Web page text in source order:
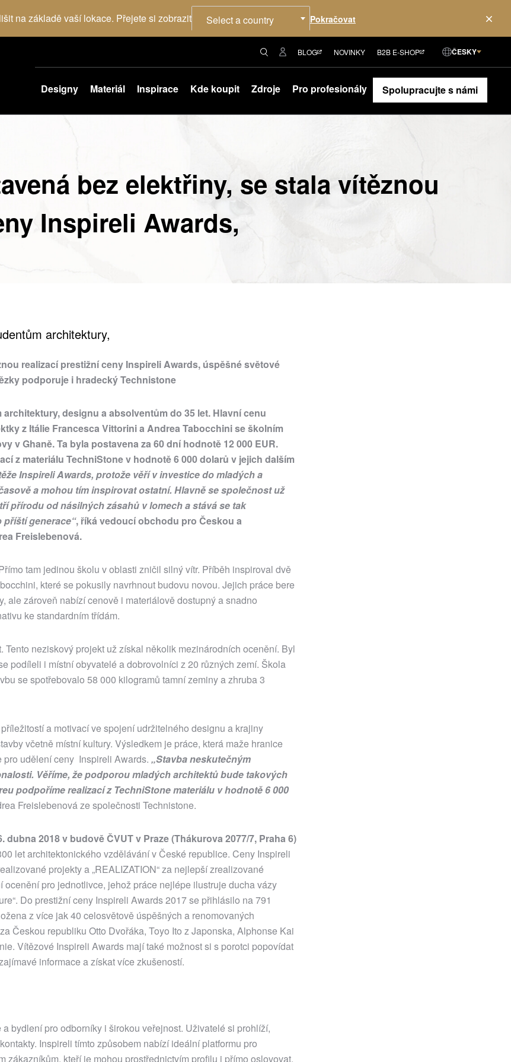
na základě vaší lokace. Přejete si zobrazit Select a country
BLOG NOVINKY B2B E-SHOP ČESKY
Designy Materiál Inspirace Kde koupit Zdroje Pro profesionály Spolupracujte s námi
bez elektřiny, se stala vítěznou
Inspireli Awards,
architektury,
realizací prestižní ceny Inspireli Awards, úspěšné světové
podporuje i hradecký Technistone
designu a absolventům do 35 let. Hlavní cenu
z Itálie Francesca Vittorini a Andrea Tabocchini se školním
v Ghaně. Ta byla postavena za 60 dní hodnotě 12 000 EUR.
z materiálu TechniStone v hodnotě 6 000 dolarů v jejich dalším
Inspireli Awards, protože věří v investice do mladých a
a mohou tím inspirovat ostatní. Hlavně se společnost už
přírodu od násilných zásahů v lomech a stává se tak
generace“, říká vedoucí obchodu pro Českou a
Freislebenová.
tam jedinou školu v oblasti zničil silný vítr. Příběh inspiroval dvě
které se pokusily navrhnout budovu novou. Jejich práce bere
ale zároveň nabízí cenově i materiálově dostupný a snadno
ke standardním třídám.
neziskový projekt už získal několik mezinárodních ocenění. Byl
podíleli i místní obyvatelé a dobrovolníci z 20 různých zemí. Škola
se spotřebovalo 58 000 kilogramů tamní zeminy a zhruba 3
a motivací ve spojení udržitelného designu a krajiny
včetně místní kultury. Výsledkem je práce, která maže hranice
pro udělení ceny Inspireli Awards. „Stavba neskutečným
Věříme, že podporou mladých architektů bude takových
podpoříme realizací z TechniStone materiálu v hodnotě 6 000
Freislebenová ze společnosti Technistone.
2018 v budově ČVUT v Praze (Thákurova 2077/7, Praha 6)
let architektonického vzdělávání v České republice. Ceny Inspireli
projekty a „REALIZATION“ za nejlepší zrealizované
ocenění pro jednotlivce, jehož práce nejlépe ilustruje ducha vázy
Do prestižní ceny Inspireli Awards 2017 se přihlásilo na 791
z více jak 40 celosvětově úspěšných a renomovaných
Českou republiku Otto Dvořáka, Toyo Ito z Japonska, Alphonse Kai
Vítězové Inspireli Awards mají také možnost si s porotci popovídat
informace a získat více zkušeností.
bydlení pro odborníky i širokou veřejnost. Uživatelé si prohlíží,
Inspireli tímto způsobem nabízí ideální platformu pro
zákazníkům, kteří je mohou prostřednictvím profilu i přímo oslovovat.